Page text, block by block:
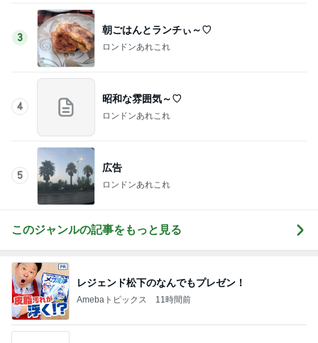
レジェンド松下のなんでもプレゼン！
Amebaトピックス 11時間前
アレクの妹タマラの最近の姿
Amebaトピックス 13時間前
迷った末に決めた息子の言語訓練
Amebaトピックス
収納用品を買う前にやるべき大切なこと
Amebaトピックス 14時間前